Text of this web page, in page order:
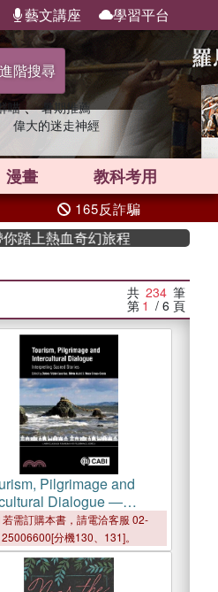
藝文講座 學習平台
進階搜尋
喵 、 暑期推薦
偉大的迷走神經
漫畫 教科考用
165反詐騙
幻旅程
共 234 筆
第 1 / 6 頁
Pilgrimage and
Dialogue ―
Sacred Stories
若需訂購本書，請電洽客服 02-
25006600[分機130、131]。